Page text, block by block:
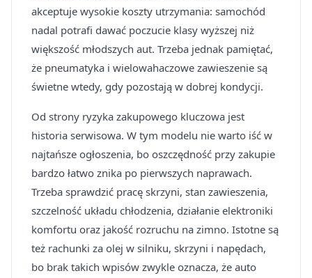
akceptuje wysokie koszty utrzymania: samochód
nadal potrafi dawać poczucie klasy wyższej niż
większość młodszych aut. Trzeba jednak pamiętać,
że pneumatyka i wielowahaczowe zawieszenie są
świetne wtedy, gdy pozostają w dobrej kondycji.
Od strony ryzyka zakupowego kluczowa jest
historia serwisowa. W tym modelu nie warto iść w
najtańsze ogłoszenia, bo oszczędność przy zakupie
bardzo łatwo znika po pierwszych naprawach.
Trzeba sprawdzić pracę skrzyni, stan zawieszenia,
szczelność układu chłodzenia, działanie elektroniki
komfortu oraz jakość rozruchu na zimno. Istotne są
też rachunki za olej w silniku, skrzyni i napędach,
bo brak takich wpisów zwykle oznacza, że auto